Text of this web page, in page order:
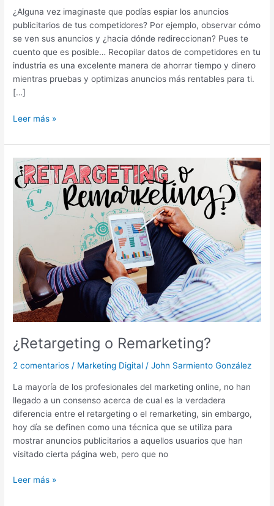
¿Alguna vez imaginaste que podías espiar los anuncios
publicitarios de tus competidores? Por ejemplo, observar cómo
se ven sus anuncios y ¿hacia dónde redireccionan? Pues te
cuento que es posible… Recopilar datos de competidores en tu
industria es una excelente manera de ahorrar tiempo y dinero
mientras pruebas y optimizas anuncios más rentables para ti.
[…]
(Facebook,
Linkedin
Twitter)
Leer más »
¿Retargeting o Remarketing?
2 comentarios / Marketing Digital /John Sarmiento González
La mayoría de los profesionales del marketing online, no han
llegado a un consenso acerca de cual es la verdadera
diferencia entre el retargeting o el remarketing, sin embargo,
hoy día se definen como una técnica que se utiliza para
mostrar anuncios publicitarios a aquellos usuarios que han
visitado cierta página web, pero que no
¿Retargeting
o
Remarketing?
Leer más »